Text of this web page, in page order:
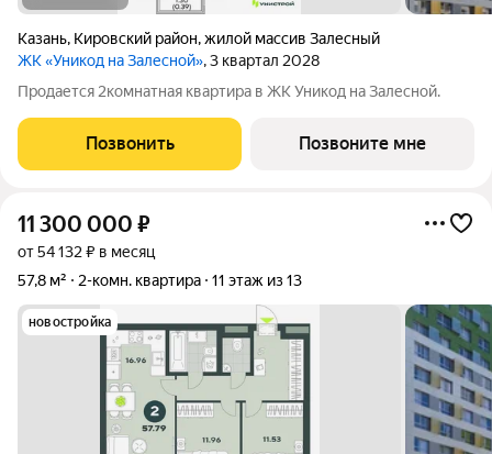
Казань, Кировский район,жилой массив Залесный
ЖК «Уникод на Залесной», 3 квартал 2028
Продается 2комнатная квартира в ЖК Уникод на Залесной.
Позвонить Позвоните мне
11 300 000 ₽
от 54 132 ₽ в месяц
57,8 м²
2-комн. квартира 11 этаж из 13
новостройка